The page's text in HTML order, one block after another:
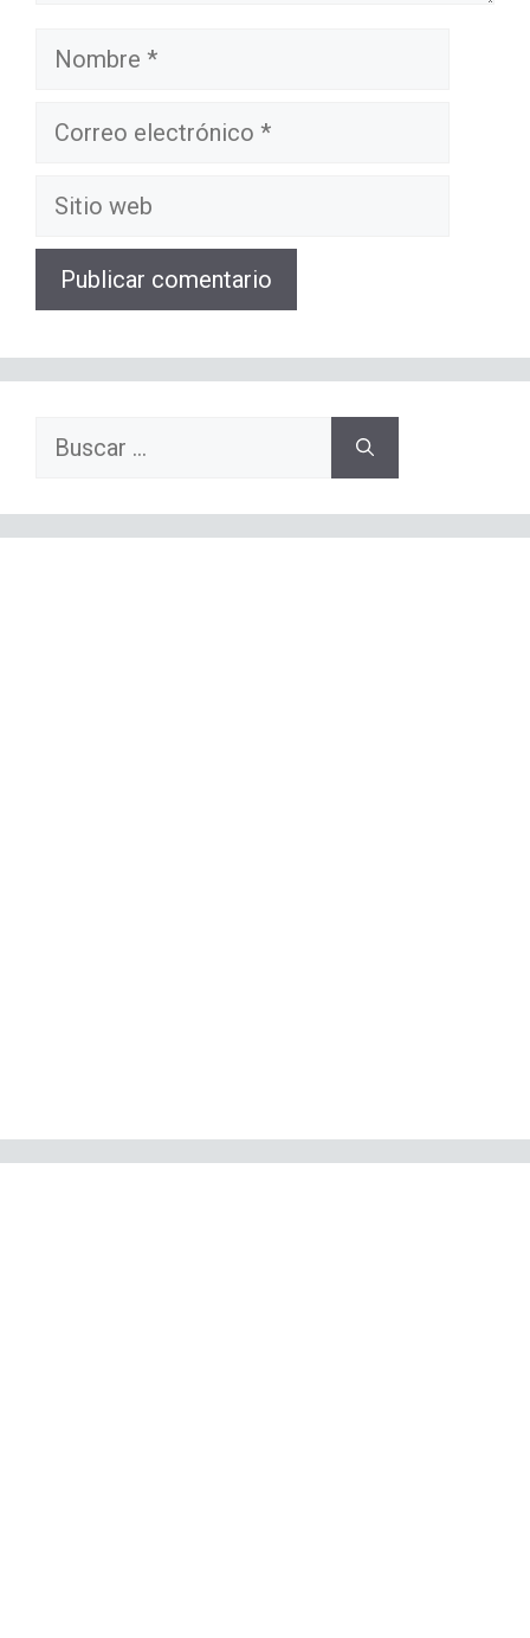
Nombre
Correo
Sitio
Buscar: